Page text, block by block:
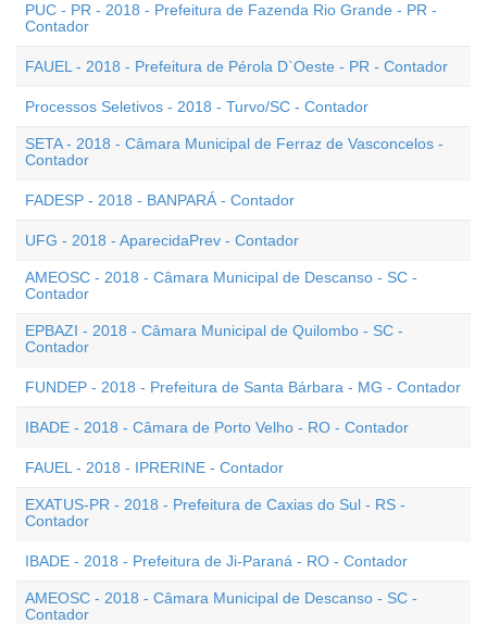
PUC - PR - 2018 - Prefeitura de Fazenda Rio Grande - PR -
Contador
FAUEL - 2018 - Prefeitura de Pérola D`Oeste - PR - Contador
Processos Seletivos - 2018 - Turvo/SC - Contador
SETA - 2018 - Câmara Municipal de Ferraz de Vasconcelos -
Contador
FADESP - 2018 - BANPARÁ - Contador
UFG - 2018 - AparecidaPrev - Contador
AMEOSC - 2018 - Câmara Municipal de Descanso - SC -
Contador
EPBAZI - 2018 - Câmara Municipal de Quilombo - SC -
Contador
FUNDEP - 2018 - Prefeitura de Santa Bárbara - MG - Contador
IBADE - 2018 - Câmara de Porto Velho - RO - Contador
FAUEL - 2018 - IPRERINE - Contador
EXATUS-PR - 2018 - Prefeitura de Caxias do Sul - RS -
Contador
IBADE - 2018 - Prefeitura de Ji-Paraná - RO - Contador
AMEOSC - 2018 - Câmara Municipal de Descanso - SC -
Contador